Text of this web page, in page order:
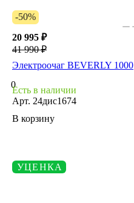
-50%
20 995 ₽
41 990 ₽
Электроочаг BEVERLY 1000
0
Есть в наличии
Арт. 24дис1674
В корзину
УЦЕНКА